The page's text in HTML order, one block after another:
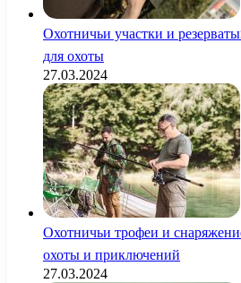
Охотничьи участки и
для охоты
27.03.2024
Охотничьи трофеи и
охоты и приключений
27.03.2024